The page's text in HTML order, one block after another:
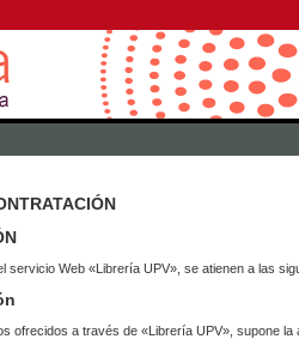
Web «Librería UPV», se atienen a las
ofrecidos a través de «Librería UPV», supone